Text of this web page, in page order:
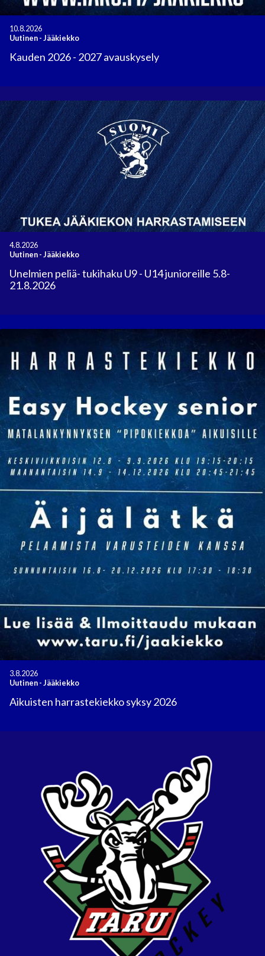
10.8.2026
Uutinen-Jääkiekko
Kauden 2026 - 2027 avauskysely
4.8.2026
Uutinen-Jääkiekko
Unelmien peliä- tukihaku U9 - U14 junioreille 5.8-
21.8.2026
3.8.2026
Uutinen-Jääkiekko
Aikuisten harrastekiekko syksy 2026